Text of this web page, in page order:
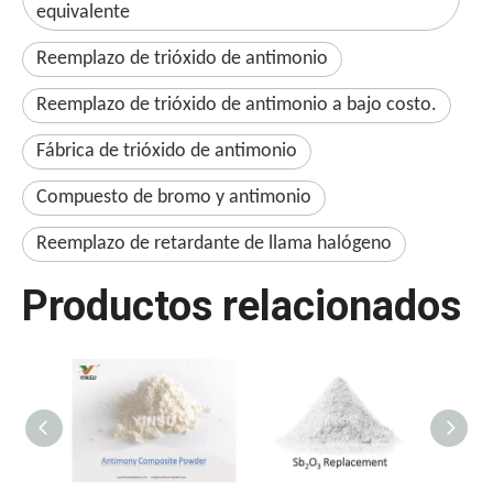
equivalente
Reemplazo de trióxido de antimonio
Reemplazo de trióxido de antimonio a bajo costo.
Fábrica de trióxido de antimonio
Compuesto de bromo y antimonio
Reemplazo de retardante de llama halógeno
Productos relacionados